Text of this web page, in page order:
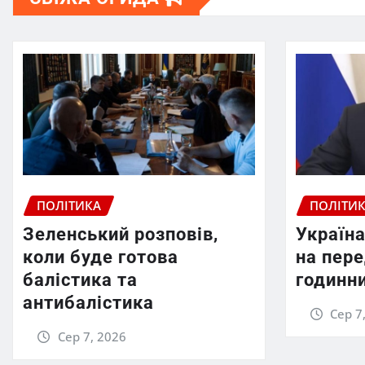
ПОЛІТИКА
Зеленський розповів,
коли буде готова
балістика та
антибалістика
Сер 7, 2026
на
Сер